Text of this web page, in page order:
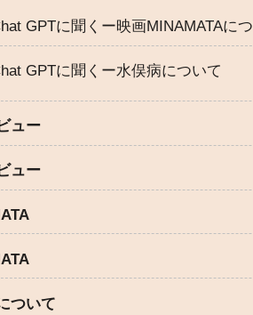
GPTに聞くー映画MINAMATAに
GPTに聞くー水俣病について
ュー
ュー
ついて